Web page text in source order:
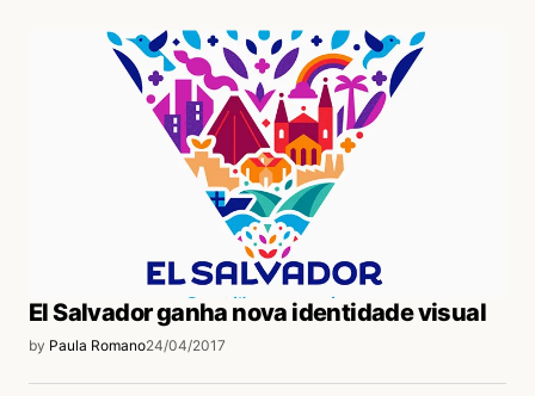
El Salvador ganha nova identidade visual
by Paula Romano24/04/2017